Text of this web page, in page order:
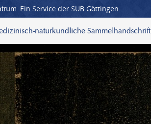
Ein Service der SUB Göttingen
naturkundliche Sammelhandschrift